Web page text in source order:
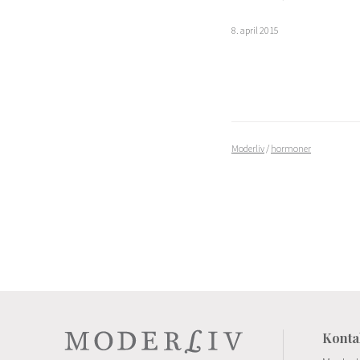
8. april 2015
Moderliv/ hormoner